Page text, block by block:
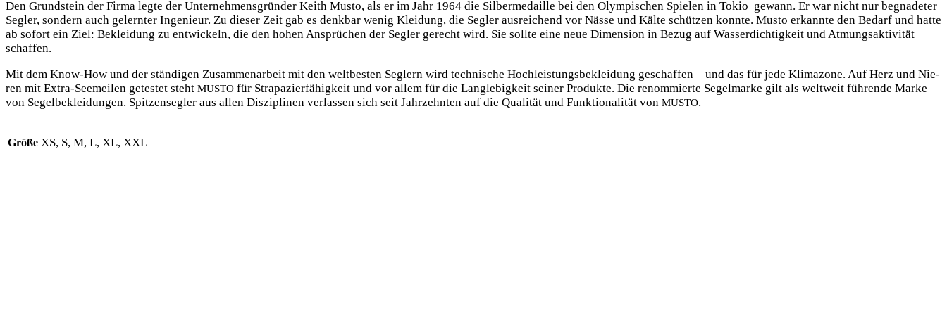
Den Grund­stein der Fir­ma leg­te der Unter­neh­mens­grün­der Keith Mus­to, als er im Jahr 1964 die Sil­ber­me­dail­le bei den Olym­pi­schen Spie­len in Tokio gewann. Er war nicht nur begna­de­ter
Seg­ler, son­dern auch gelern­ter Inge­nieur. Zu die­ser Zeit gab es denk­bar wenig Klei­dung, die Seg­ler aus­rei­chend vor Näs­se und Käl­te schüt­zen konn­te. Mus­to erkann­te den Bedarf und hat­te
ab sofort ein Ziel: Beklei­dung zu ent­wi­ckeln, die den hohen Ansprü­chen der Seg­ler gerecht wird. Sie soll­te eine neue Dimen­si­on in Bezug auf Was­ser­dich­tig­keit und Atmungs­ak­ti­vi­tät
schaffen.
Mit dem Know-How und der stän­di­gen Zusam­men­ar­beit mit den welt­bes­ten Seg­lern wird tech­ni­sche Hoch­leis­tungs­be­klei­dung geschaf­fen – und das für jede Kli­ma­zo­ne. Auf Herz und Nie­
ren mit Extra-See­mei­len getes­tet steht MUSTO für Stra­pa­zier­fä­hig­keit und vor allem für die Lang­le­big­keit sei­ner Pro­duk­te. Die renom­mier­te Segel­mar­ke gilt als welt­weit füh­ren­de Mar­ke
von Segel­be­klei­dun­gen. Spit­zen­seg­ler aus allen Dis­zi­pli­nen ver­las­sen sich seit Jahr­zehn­ten auf die Qua­li­tät und Funk­tio­na­li­tät von MUSTO.
Größe XS, S, M, L, XL, XXL